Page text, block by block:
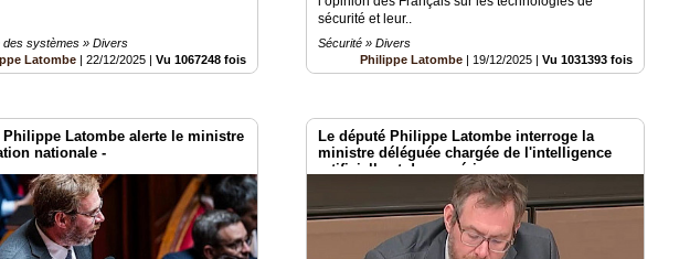
des systèmes » Divers
Latombe |22/12/2025 |Vu 1067248 fois
sécurité et leur..
Sécurité » Divers
Philippe Latombe | 19/12/2025 |Vu 1031393 fois
Philippe Latombe alerte le ministre
nationale -
Le député Philippe Latombe interroge la
ministre déléguée chargée de l'intelligence
artificielle et du numérique